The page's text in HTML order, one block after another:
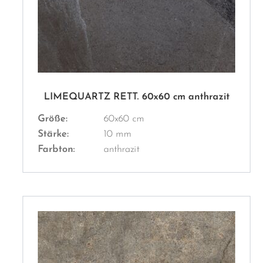
LIMEQUARTZ RETT. 60x60 cm anthrazit
Größe:
60x60 cm
Stärke:
10 mm
Farbton:
anthrazit